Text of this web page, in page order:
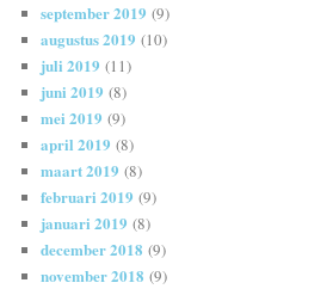
september 2019 (9)
augustus 2019 (10)
juli 2019 (11)
juni 2019 (8)
mei 2019 (9)
april 2019 (8)
maart 2019 (8)
februari 2019 (9)
januari 2019 (8)
december 2018 (9)
november 2018 (9)